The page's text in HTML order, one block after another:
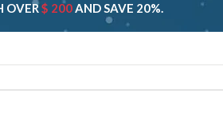
OVER$ 200AND SAVE 20%.